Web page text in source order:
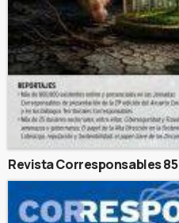
Revista Corresponsables 85